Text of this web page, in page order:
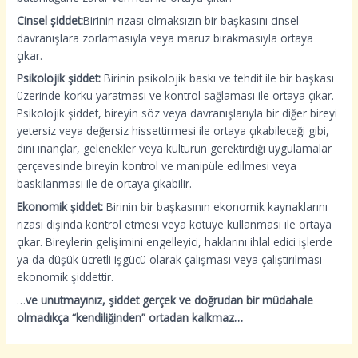
Cinsel şiddet:Birinin rızası olmaksızın bir başkasını cinsel
davranışlara zorlamasıyla veya maruz bırakmasıyla ortaya
çıkar.
Psikolojik şiddet:Birinin psikolojik baskı ve tehdit ile bir başkası
üzerinde korku yaratması ve kontrol sağlaması ile ortaya çıkar.
Psikolojik şiddet, bireyin söz veya davranışlarıyla bir diğer bireyi
yetersiz veya değersiz hissettirmesi ile ortaya çıkabileceği gibi,
dini inançlar, gelenekler veya kültürün gerektirdiği uygulamalar
çerçevesinde bireyin kontrol ve manipüle edilmesi veya
baskılanması ile de ortaya çıkabilir.
Ekonomik şiddet:Birinin bir başkasının ekonomik kaynaklarını
rızası dışında kontrol etmesi veya kötüye kullanması ile ortaya
çıkar. Bireylerin gelişimini engelleyici, haklarını ihlal edici işlerde
ya da düşük ücretli işgücü olarak çalışması veya çalıştırılması
ekonomik şiddettir.
…ve unutmayınız, şiddet gerçek ve doğrudan bir müdahale
olmadıkça “kendiliğinden” ortadan kalkmaz…